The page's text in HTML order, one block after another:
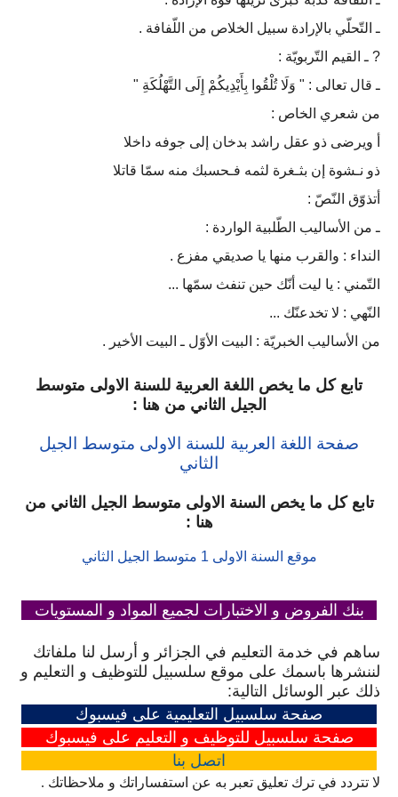
ـ التّحلّي بالإرادة سبيل الخلاص من اللّفافة .
? ـ القيم التّربويّة :
ـ قال تعالى : " وَلَا تُلْقُوا بِأَيْدِيكُمْ إِلَى التَّهْلُكَةِ "
من شعري الخاص :
أ ويرضى ذو عقل راشد بدخان إلى جوفه داخلا
ذو نـشوة إن بثـغرة لثمه فـحسبك منه سمّا قاتلا
أتذوّق النّصّ :
ـ من الأساليب الطّلبية الواردة :
النداء : والقرب منها يا صديقي مفزع .
التّمني : يا ليت أنّك حين تنفث سمّها ...
النّهي : لا تخدعنّك ...
من الأساليب الخبريّة : البيت الأوّل ـ البيت الأخير .
تابع كل ما يخص اللغة العربية للسنة الاولى متوسط
الجيل الثاني من هنا :
صفحة اللغة العربية للسنة الاولى متوسط الجيل
الثاني
تابع كل ما يخص السنة الاولى متوسط الجيل الثاني من
هنا :
موقع السنة الاولى 1 متوسط الجيل الثاني
بنك الفروض و الاختبارات لجميع المواد و المستويات
ساهم في خدمة التعليم في الجزائر و أرسل لنا ملفاتك
لننشرها باسمك على موقع سلسبيل للتوظيف و التعليم و
ذلك عبر الوسائل التالية:
صفحة سلسبيل التعليمية على فيسبوك
صفحة سلسبيل للتوظيف و التعليم على فيسبوك
اتصل بنا
لا تتردد في ترك تعليق تعبر به عن استفساراتك و ملاحظاتك .